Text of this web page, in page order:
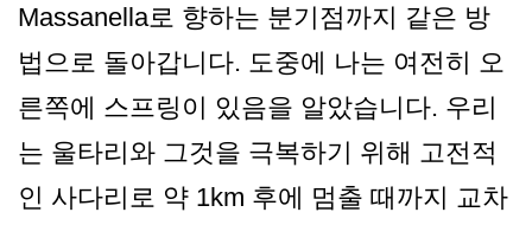
Massanella로 향하는 분기점까지 같은 방
법으로 돌아갑니다. 도중에 나는 여전히 오
른쪽에 스프링이 있음을 알았습니다. 우리
는 울타리와 그것을 극복하기 위해 고전적
인 사다리로 약 1km 후에 멈출 때까지 교차